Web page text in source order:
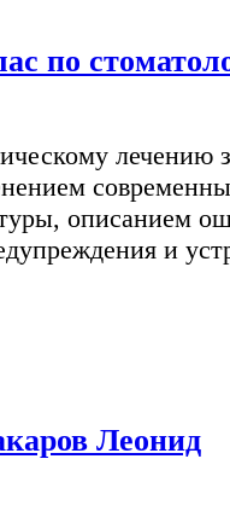
по
лечению
описанием
и
Леонид